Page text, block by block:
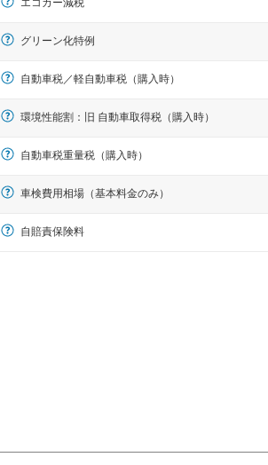
N-BOX、ワゴンR、タント、アルト など
エコカー減税
グリーン化特例
自動車税／軽自動車税（購入時）
環境性能割：旧 自動車取得税（購入時）
自動車税重量税（購入時）
車検費用相場（基本料金のみ）
自賠責保険料